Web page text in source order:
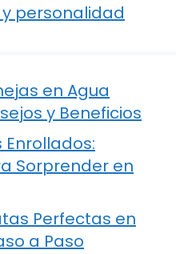
personalidad
en Agua
y Beneficios
Sorprender en
Perfectas en
a Paso